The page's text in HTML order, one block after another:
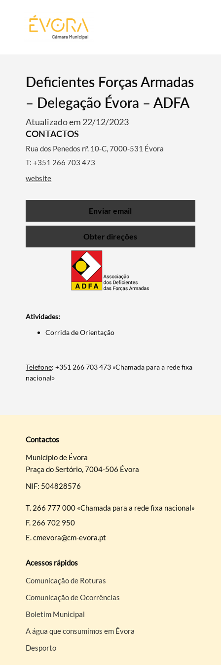
Filtros
Deficientes Forças Armadas
– Delegação Évora – ADFA
Atualizado em 22/12/2023
CONTACTOS
Rua dos Penedos nº. 10-C, 7000-531 Évora
T: +351 266 703 473
website
Enviar email
Obter direções
Atividades:
Corrida de Orientação
Telefone: +351 266 703 473 «Chamada para a rede fixa
nacional»
Contactos
Município de Évora
Praça do Sertório, 7004-506 Évora
NIF: 504828576
T. 266 777 000 «Chamada para a rede fixa nacional»
F. 266 702 950
E.cmevora@cm-evora.pt
Acessos rápidos
Comunicação de Roturas
Comunicação de Ocorrências
Boletim Municipal
A água que consumimos em Évora
Desporto